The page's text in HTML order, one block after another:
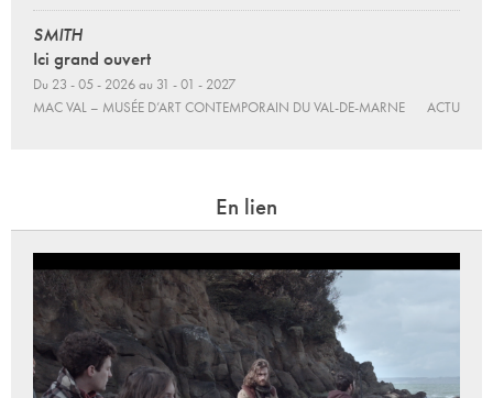
SMITH
Ici grand ouvert
Du 23 - 05 - 2026 au 31 - 01 - 2027
MAC VAL – MUSÉE D’ART CONTEMPORAIN DU VAL-DE-MARNE
ACTU
En lien